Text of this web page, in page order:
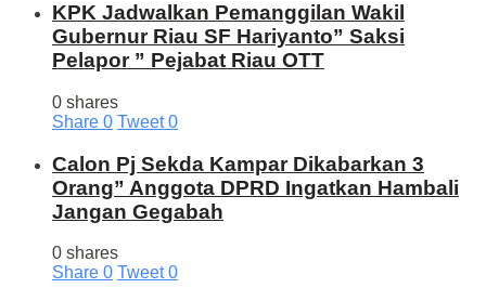
KPK Jadwalkan Pemanggilan Wakil
Gubernur Riau SF Hariyanto” Saksi
Pelapor ” Pejabat Riau OTT
0 shares
Share 0 Tweet 0
Calon Pj Sekda Kampar Dikabarkan 3
Orang” Anggota DPRD Ingatkan Hambali
Jangan Gegabah
0 shares
Share 0 Tweet 0